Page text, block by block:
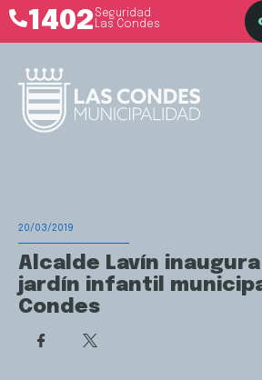
1402 Seguridad
Las Condes
20/03/2019
Alcalde Lavín
jardín infantil
Condes